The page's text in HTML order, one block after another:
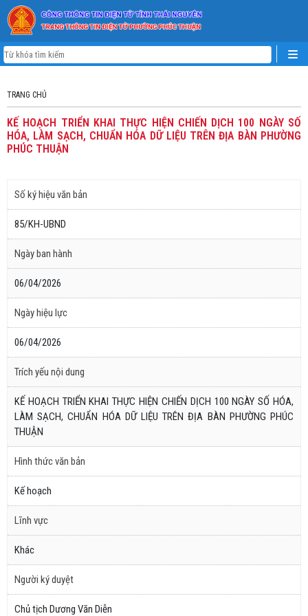
TRANG CHỦ
KẾ HOẠCH TRIỂN KHAI THỰC HIỆN CHIẾN DỊCH 100 NGÀY SỐ
HÓA, LÀM SẠCH, CHUẨN HÓA DỮ LIỆU TRÊN ĐỊA BÀN PHƯỜNG
PHÚC THUẬN
Số ký hiệu văn bản
85/KH-UBND
Ngày ban hành
06/04/2026
Ngày hiệu lực
06/04/2026
Trích yếu nội dung
KẾ HOẠCH TRIỂN KHAI THỰC HIỆN CHIẾN DỊCH 100 NGÀY SỐ HÓA,
LÀM SẠCH, CHUẨN HÓA DỮ LIỆU TRÊN ĐỊA BÀN PHƯỜNG PHÚC
THUẬN
Hình thức văn bản
Kế hoạch
Lĩnh vực
Khác
Người ký duyệt
Chủ tịch Dương Văn Diễn